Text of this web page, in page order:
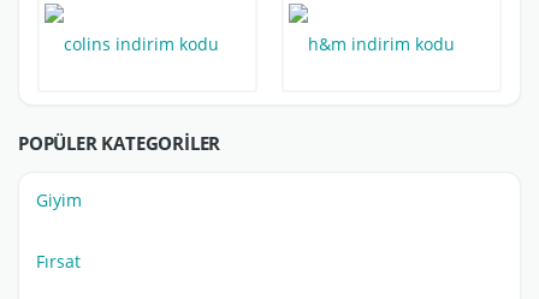
POPÜLER KATEGORILER
Giyim
Fırsat